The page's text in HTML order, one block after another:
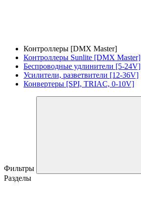
Контроллеры [DMX Master]
Контроллеры Sunlite [DMX Master]
Беспроводные удлинители [5-24V]
Усилители, разветвители [12-36V]
Конвертеры [SPI, TRIAC, 0-10V]
Фильтры
Разделы